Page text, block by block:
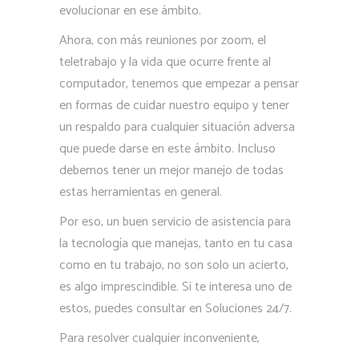
evolucionar en ese ámbito.
Ahora, con más reuniones por zoom, el
teletrabajo y la vida que ocurre frente al
computador, tenemos que empezar a pensar
en formas de cuidar nuestro equipo y tener
un respaldo para cualquier situación adversa
que puede darse en este ámbito. Incluso
debemos tener un mejor manejo de todas
estas herramientas en general.
Por eso, un buen servicio de asistencia para
la tecnología que manejas, tanto en tu casa
como en tu trabajo, no son solo un acierto,
es algo imprescindible. Si te interesa uno de
estos, puedes consultar en Soluciones 24/7.
Para resolver cualquier inconveniente,